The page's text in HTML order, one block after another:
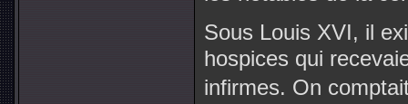
Sous Louis XVI, il
hospices qui
infirmes. On